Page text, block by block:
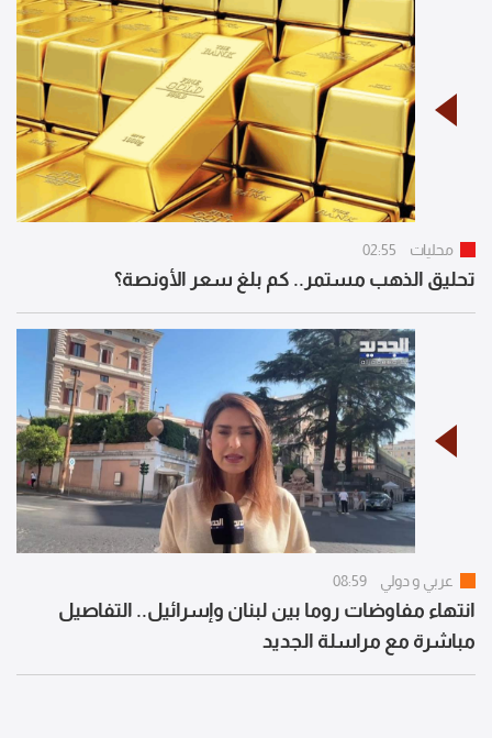
محليات 02:55
تحليق الذهب مستمر.. كم بلغ سعر الأونصة؟
عربي و دولي 08:59
انتهاء مفاوضات روما بين لبنان وإسرائيل.. التفاصيل
مباشرة مع مراسلة الجديد